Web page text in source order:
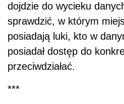
dojdzie do wycieku
sprawdzić, w którym
posiadają luki, kto w
posiadał dostęp do
przeciwdziałać.
***